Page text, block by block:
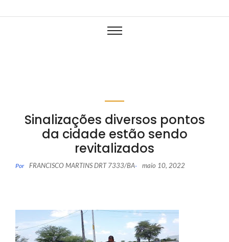
Sinalizações diversos pontos
da cidade estão sendo
revitalizados
Por FRANCISCO MARTINS DRT 7333/BA- maio 10, 2022